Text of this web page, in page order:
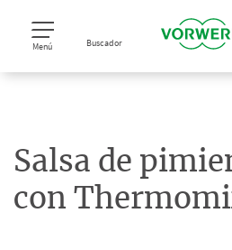
Menú Buscador
Salsa de
con